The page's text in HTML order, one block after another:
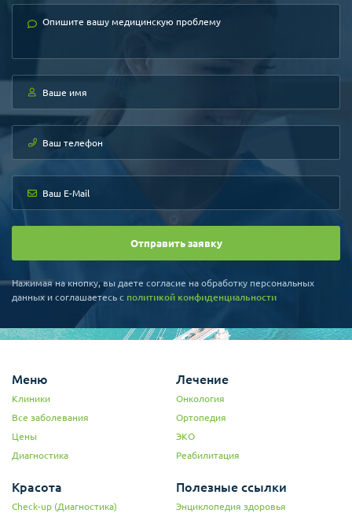
Отправить заявку
Нажимая на кнопку, вы даете согласие на обработку персональных
данных и соглашаетесь c политикой конфиденциальности
Меню
Клиники
Все заболевания
Цены
Диагностика
Лечение
Онкология
Ортопедия
ЭКО
Реабилитация
Красота
Check-up (Диагностика)
Полезные ссылки
Энциклопедия здоровья